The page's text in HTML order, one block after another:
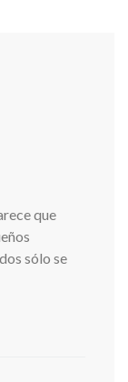
que
sólo se